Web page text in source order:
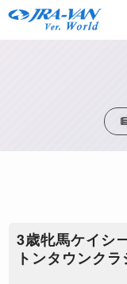
3歳牝馬ケイシ
トンタウンク